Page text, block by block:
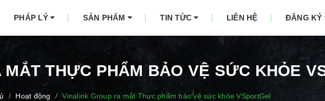
PHÁP LÝ SẢN PHẨM TIN TỨC LIÊN HỆ ĐĂNG KÝ
THỰC PHẨM BẢO VỆ SỨC KHỎE
/ Hoạt động / Vinalink Group ra mắt Thực phẩm bảo vệ sức khỏe VSportGel